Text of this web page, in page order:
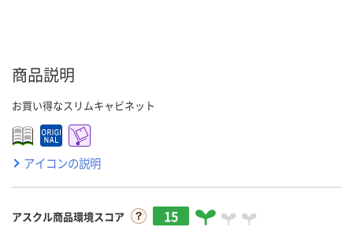
商品説明
お買い得なスリムキャビネット
アイコンの説明
アスクル商品環境スコア 15